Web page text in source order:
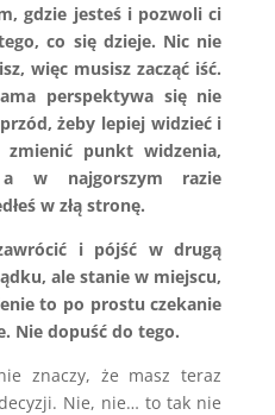
gdzie jesteś i pozwoli ci
co się dzieje. Nic nie
więc musisz zacząć iść.
perspektywa się nie
żeby lepiej widzieć i
zmienić punkt widzenia,
w najgorszym razie
w złą stronę.
i pójść w drugą
ale stanie w miejscu,
to po prostu czekanie
Nie dopuść do tego.
znaczy, że masz teraz
Nie, nie… to tak nie